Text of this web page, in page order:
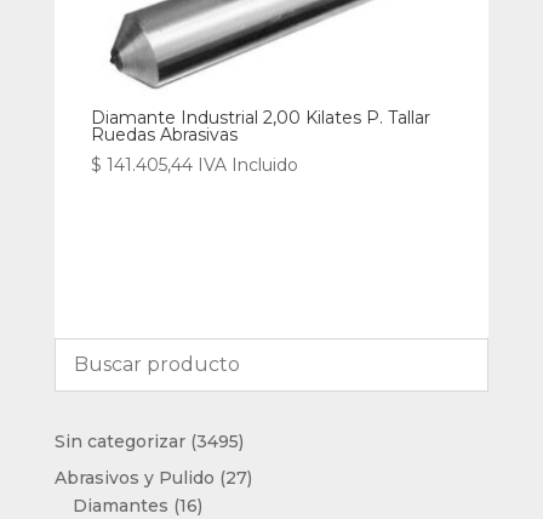
Diamante Industrial 2,00 Kilates P. Tallar
Ruedas Abrasivas
$ 141.405,44 IVA Incluido
Sin categorizar 34953495
productos
Abrasivos y Pulido 2727
Diamantes 1616